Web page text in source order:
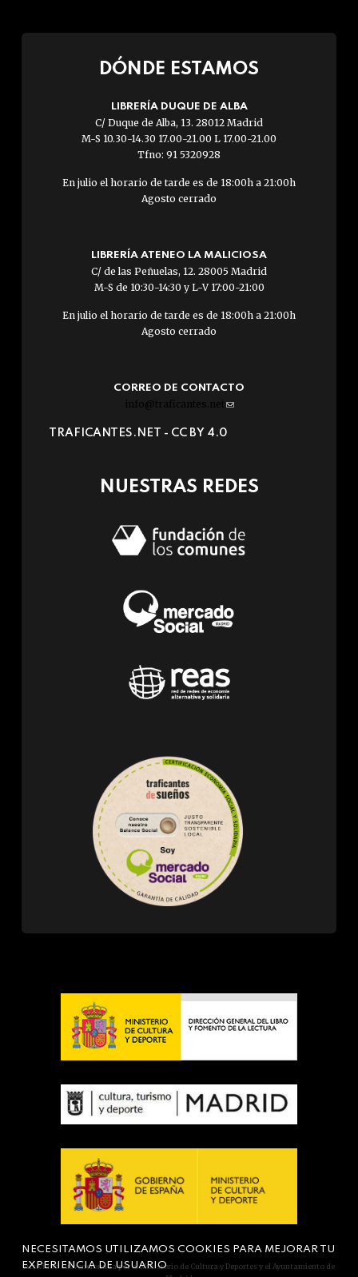
DÓNDE ESTAMOS
LIBRERÍA DUQUE DE ALBA
C/ Duque de Alba, 13. 28012 Madrid
M-S 10.30-14.30 17.00-21.00 L 17.00-21.00
Tfno: 91 5320928
En julio el horario de tarde es de 18:00h a 21:00h
Agosto cerrado
LIBRERÍA ATENEO LA MALICIOSA
C/ de las Peñuelas, 12. 28005 Madrid
M-S de 10:30-14:30 y L-V 17:00-21:00
En julio el horario de tarde es de 18:00h a 21:00h
Agosto cerrado
CORREO DE CONTACTO
info@traficantes.net (link
e-
TRAFICANTES.NET - CC BY 4.0
NUESTRAS REDES
Actividad subvencionada por el Ministerio de Cultura y Deportes y el Ayuntamiento de
NECESITAMOS UTILIZAMOS COOKIES PARA MEJORAR TU
EXPERIENCIA DE USUARIO